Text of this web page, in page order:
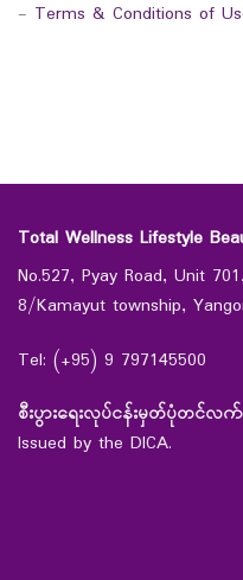
- Terms & Conditions of
Total Wellness Lifestyle
No.527, Pyay Road, Unit
8/Kamayut township,
Tel: (+95) 9 797145500
စီးပွားရေးလုပ်ငန်းမှတ်ပုံတင်
Issued by the DICA.